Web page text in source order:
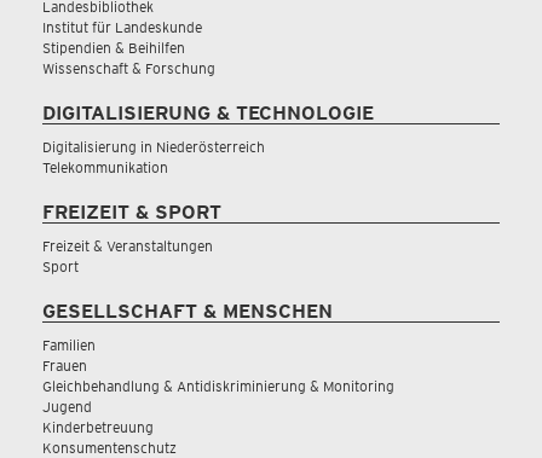
Landesbibliothek
Institut für Landeskunde
Stipendien & Beihilfen
Wissenschaft & Forschung
DIGITALISIERUNG & TECHNOLOGIE
Digitalisierung in Niederösterreich
Telekommunikation
FREIZEIT & SPORT
Freizeit & Veranstaltungen
Sport
GESELLSCHAFT & MENSCHEN
Familien
Frauen
Gleichbehandlung & Antidiskriminierung & Monitoring
Jugend
Kinderbetreuung
Konsumentenschutz